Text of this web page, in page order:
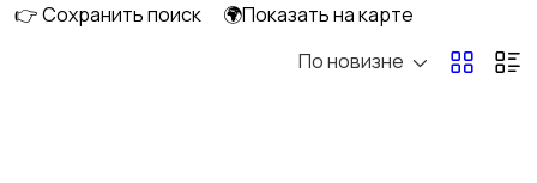
Купание
👉 Сохранить поиск
🌍Показать на карте
По новизне